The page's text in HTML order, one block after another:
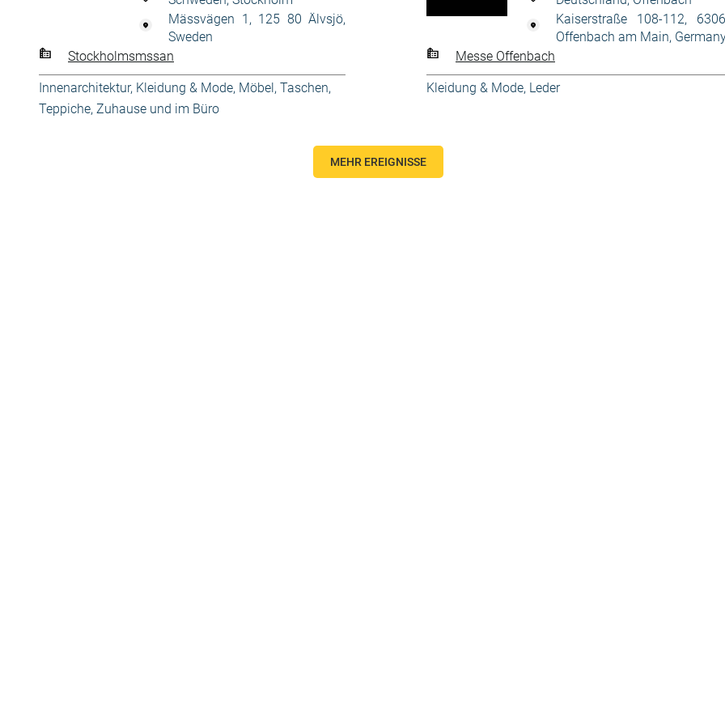
Mässvägen 1, 125 80 Älvsjö,
Sweden
Stockholmsmssan
Innenarchitektur, Kleidung & Mode, Möbel, Taschen,
Teppiche, Zuhause und im Büro
Kaiserstraße 108-112,
Offenbach am Main,
Messe Offenbach
Kleidung & Mode, Leder
MEHR EREIGNISSE